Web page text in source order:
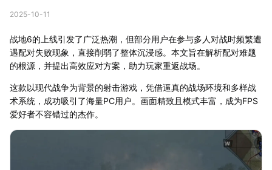
2025-10-11
战地6的上线引发了广泛热潮，但部分用户在参与多人对战时频繁遭
遇配对失败现象，直接削弱了整体沉浸感。本文旨在解析配对难题
的根源，并提出高效应对方案，助力玩家重返战场。
这款以现代战争为背景的射击游戏，凭借逼真的战场环境和多样战
术系统，成功吸引了海量PC用户。画面精致且模式丰富，成为FPS
爱好者不容错过的杰作。